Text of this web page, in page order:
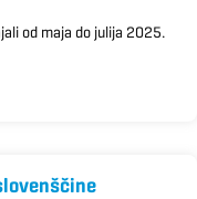
od maja do julija 2025.